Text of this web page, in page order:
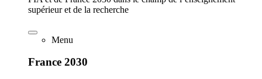
supérieur et de la recherche
Menu
France 2030